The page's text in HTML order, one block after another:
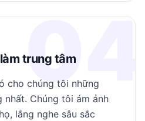
04
trung tâm
cho chúng tôi những
nhất. Chúng tôi ám ảnh
lắng nghe sâu sắc